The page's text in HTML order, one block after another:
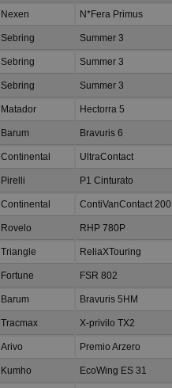
Nexen N*Fera Primus
Sebring Summer 3
Sebring Summer 3
Sebring Summer 3
Matador Hectorra 5
Barum Bravuris 6
Continental UltraContact
Pirelli P1 Cinturato
Continental ContiVanContact 200
Rovelo RHP 780P
Triangle ReliaXTouring
Fortune FSR 802
Barum Bravuris 5HM
Tracmax X-privilo TX2
Arivo Premio Arzero
Kumho EcoWing ES 31